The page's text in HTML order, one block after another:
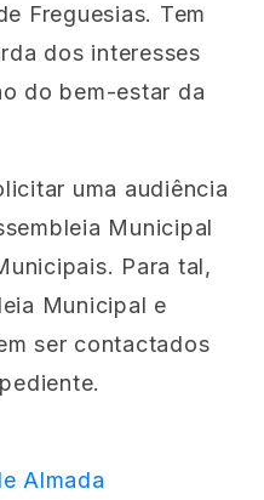
Freguesias. Tem
dos interesses
do bem-estar da
uma audiência
Municipal
Para tal,
Municipal e
ser contactados
Almada